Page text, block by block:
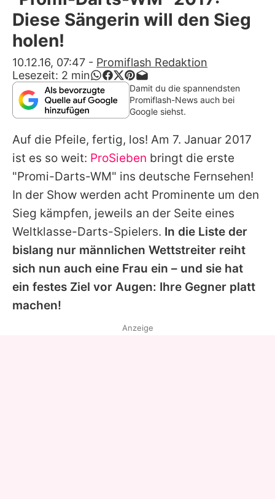
Alle Themen auf Promiflash
App runterladen
Team
Redaktionelle Richtlinien
Impressum
Datenschutzerklärung
Nutzungsbedingungen
Utiq verwalten
Diese Sängerin will den Sieg
holen!
10.12.16, 07:47 - Promiflash Redaktion
Lesezeit: 2 min
Damit du die spannendsten
Promiflash-News auch bei
Google siehst.
Auf die Pfeile, fertig, los! Am 7. Januar 2017
ist es so weit: ProSieben bringt die erste
"Promi-Darts-WM" ins deutsche Fernsehen!
In der Show werden acht Prominente um den
Sieg kämpfen, jeweils an der Seite eines
Weltklasse-Darts-Spielers. In die Liste der
bislang nur männlichen Wettstreiter reiht
sich nun auch eine Frau ein – und sie hat
ein festes Ziel vor Augen: Ihre Gegner platt
machen!
Anzeige